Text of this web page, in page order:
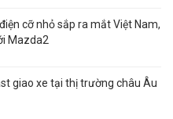
cỡ nhỏ sắp ra mắt Việt Nam,
Mazda2
giao xe tại thị trường châu Âu